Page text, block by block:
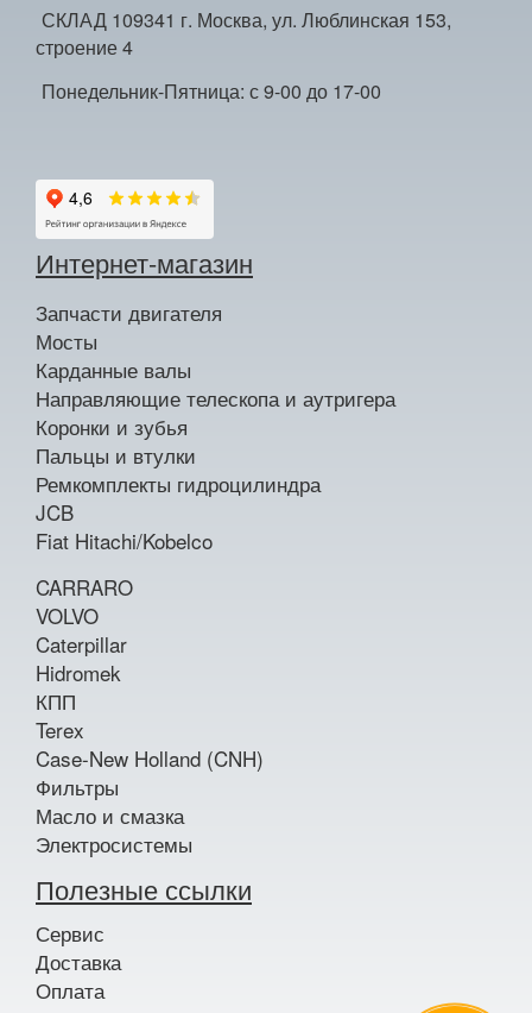
СКЛАД 109341 г. Москва, ул. Люблинская 153,
строение 4
Понедельник-Пятница: с 9-00 до 17-00
Интернет-магазин
Запчасти двигателя
Мосты
Карданные валы
Направляющие телескопа и аутригера
Коронки и зубья
Пальцы и втулки
Ремкомплекты гидроцилиндра
JCB
Fiat Hitachi/Kobelco
CARRARO
VOLVO
Caterpillar
Hidromek
КПП
Terex
Case-New Holland (CNH)
Фильтры
Масло и смазка
Электросистемы
Полезные ссылки
Сервис
Доставка
Оплата